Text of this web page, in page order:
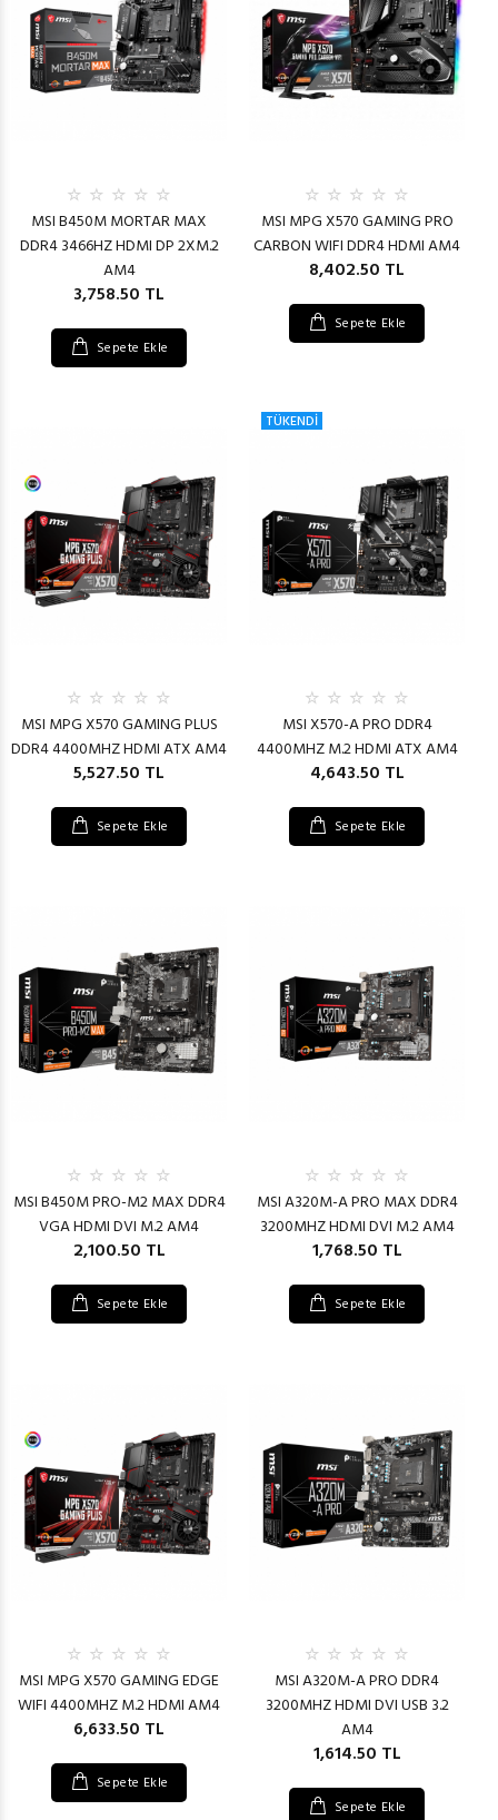
MSI B450M MORTAR MAX
DDR4 3466HZ HDMI DP 2XM.2
AM4
3,758.50 TL
Sepete Ekle
MSI MPG X570 GAMING PRO
CARBON WIFI DDR4 HDMI AM4
8,402.50 TL
Sepete Ekle
MSI MPG X570 GAMING PLUS
DDR4 4400MHZ HDMI ATX AM4
5,527.50 TL
Sepete Ekle
TÜKENDİ
MSI X570-A PRO DDR4
4400MHZ M.2 HDMI ATX AM4
4,643.50 TL
Sepete Ekle
MSI B450M PRO-M2 MAX DDR4
VGA HDMI DVI M.2 AM4
2,100.50 TL
Sepete Ekle
MSI A320M-A PRO MAX DDR4
3200MHZ HDMI DVI M.2 AM4
1,768.50 TL
Sepete Ekle
MSI MPG X570 GAMING EDGE
WIFI 4400MHZ M.2 HDMI AM4
6,633.50 TL
Sepete Ekle
MSI A320M-A PRO DDR4
3200MHZ HDMI DVI USB 3.2
AM4
1,614.50 TL
Sepete Ekle